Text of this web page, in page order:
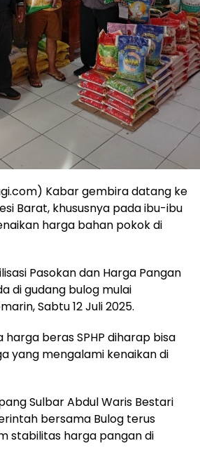
Kabar gembira datang ke
Barat, khususnya pada ibu-ibu
harga bahan pokok di
Pasokan dan Harga Pangan
di gudang bulog mulai
Sabtu 12 Juli 2025.
harga beras SPHP diharap bisa
yang mengalami kenaikan di
Sulbar Abdul Waris Bestari
bersama Bulog terus
stabilitas harga pangan di